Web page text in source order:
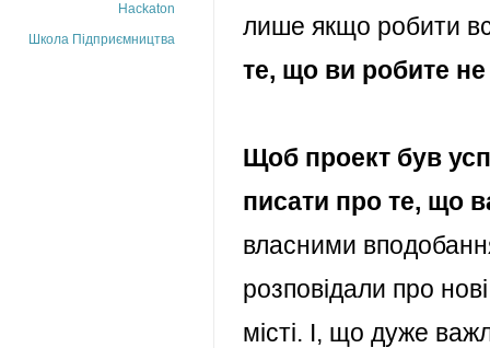
Hackaton
Школа Підприємництва
лише якщо робити
те, що ви робите
Щоб проект був
писати про те, що
власними
розповідали про
місті. І, що дуже